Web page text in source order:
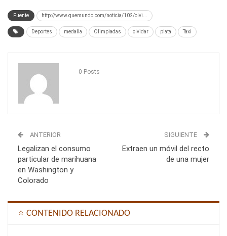
Fuente http://www.quemundo.com/noticia/102/olvi...
Deportes medalla Olimpiadas olvidar plata Taxi
0 Posts
ANTERIOR
Legalizan el consumo
particular de marihuana
en Washington y
Colorado
SIGUIENTE
Extraen un móvil del recto
de una mujer
⭐ CONTENIDO RELACIONADO